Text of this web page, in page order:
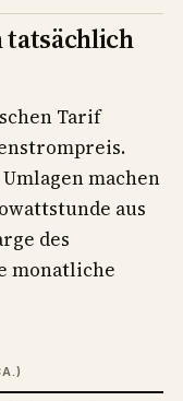
tatsächlich
Tarif
machen
aus
des
monatliche